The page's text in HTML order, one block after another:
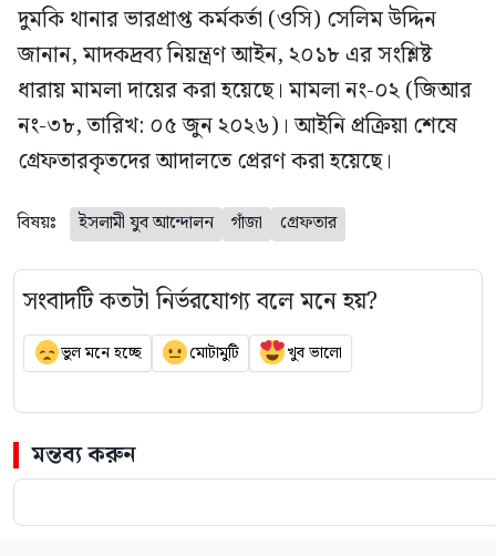
দুমকি থানার ভারপ্রাপ্ত কর্মকর্তা (ওসি) সেলিম উদ্দিন
জানান, মাদকদ্রব্য নিয়ন্ত্রণ আইন, ২০১৮ এর সংশ্লিষ্ট
ধারায় মামলা দায়ের করা হয়েছে। মামলা নং-০২ (জিআর
নং-৩৮, তারিখ: ০৫ জুন ২০২৬)। আইনি প্রক্রিয়া শেষে
গ্রেফতারকৃতদের আদালতে প্রেরণ করা হয়েছে।
বিষয়ঃ ইসলামী যুব আন্দোলন গাঁজা গ্রেফতার
সংবাদটি কতটা নির্ভরযোগ্য বলে মনে হয়?
ভুল মনে হচ্ছে মোটামুটি খুব ভালো
মন্তব্য করুন